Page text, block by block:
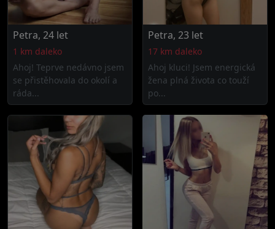
Petra, 24 let
1 km daleko
Ahoj! Teprve nedávno jsem
se přistěhovala do okolí a
ráda...
Petra, 23 let
17 km daleko
Ahoj kluci! Jsem energická
žena plná života co touží
po...